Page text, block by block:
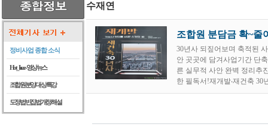
정비사업 종합 소식
Hot_Issue - 영상뉴스
조합원 분양 대상 특강
도정법 빈집법 개정 해설
수재연
조합원 분담금 확~줄
30년사 되짚어보며 축적된
안 곳곳에 담겨사업기간 단
른 실무적 사안 완벽 정리추
한 필독서!재개발‧재건축